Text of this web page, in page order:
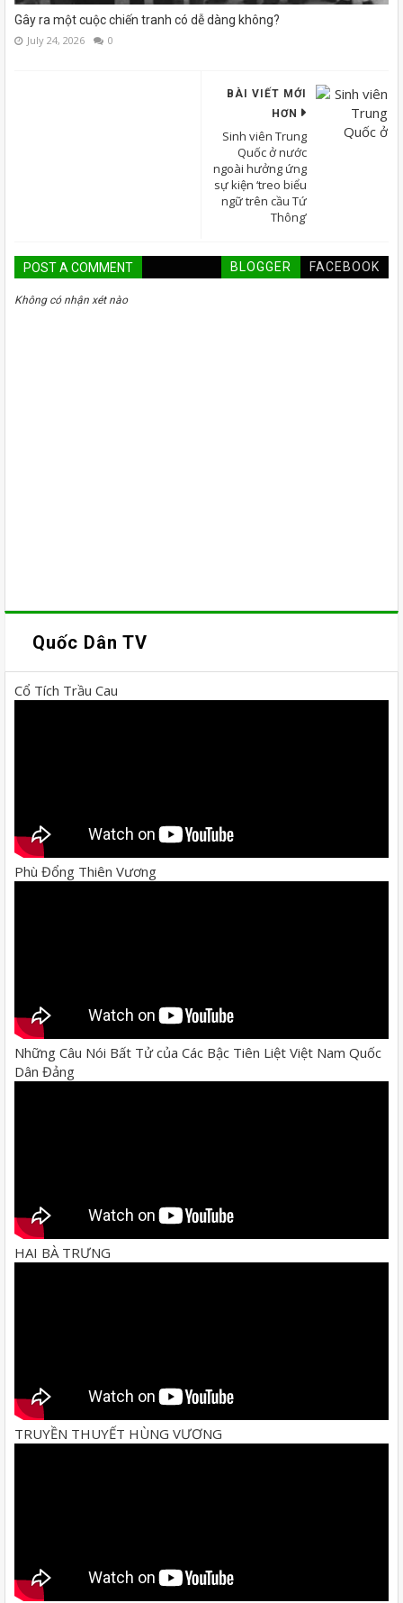
Gây ra một cuộc chiến tranh có dễ dàng không?
July 24, 2026 0
BÀI VIẾT MỚI
HƠN
Sinh viên Trung
Quốc ở nước
ngoài hưởng ứng
sự kiện ‘treo biểu
ngữ trên cầu Tứ
Thông’
POST A COMMENT BLOGGER FACEBOOK
Không có nhận xét nào
Quốc Dân TV
Cổ Tích Trầu Cau
Phù Đổng Thiên Vương
Những Câu Nói Bất Tử của Các Bậc Tiên Liệt Việt Nam Quốc
Dân Đảng
HAI BÀ TRƯNG
TRUYỀN THUYẾT HÙNG VƯƠNG